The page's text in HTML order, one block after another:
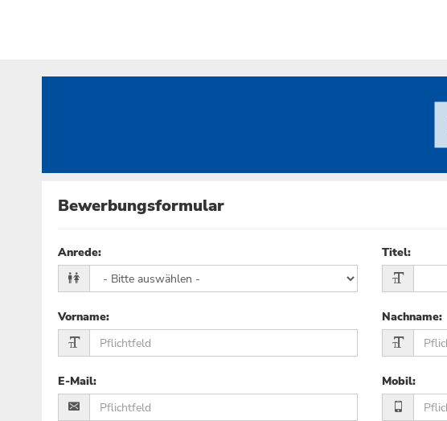
Bewerbungsformular
Anrede: Titel:
Vorname: Nachname:
E-Mail: Mobil: